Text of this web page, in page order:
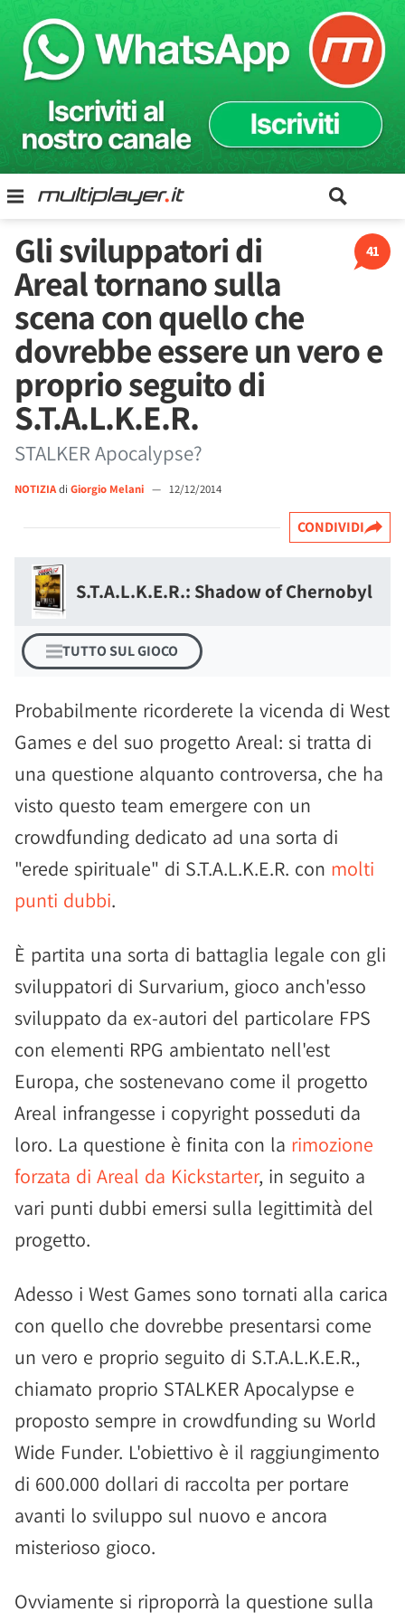
41
Gli sviluppatori di
Areal tornano sulla
scena con quello che
dovrebbe essere un vero e
proprio seguito di
S.T.A.L.K.E.R.
STALKER Apocalypse?
NOTIZIAdi Giorgio Melani — 12/12/2014
CONDIVIDI
S.T.A.L.K.E.R.: Shadow of Chernobyl
TUTTO SUL GIOCO
Probabilmente ricorderete la vicenda di West
Games e del suo progetto Areal: si tratta di
una questione alquanto controversa, che ha
visto questo team emergere con un
crowdfunding dedicato ad una sorta di
"erede spirituale" di S.T.A.L.K.E.R. con molti
punti dubbi.
È partita una sorta di battaglia legale con gli
sviluppatori di Survarium, gioco anch'esso
sviluppato da ex-autori del particolare FPS
con elementi RPG ambientato nell'est
Europa, che sostenevano come il progetto
Areal infrangesse i copyright posseduti da
loro. La questione è finita con la rimozione
forzata di Areal da Kickstarter, in seguito a
vari punti dubbi emersi sulla legittimità del
progetto.
Adesso i West Games sono tornati alla carica
con quello che dovrebbe presentarsi come
un vero e proprio seguito di S.T.A.L.K.E.R.,
chiamato proprio STALKER Apocalypse e
proposto sempre in crowdfunding su World
Wide Funder. L'obiettivo è il raggiungimento
di 600.000 dollari di raccolta per portare
avanti lo sviluppo sul nuovo e ancora
misterioso gioco.
Ovviamente si riproporrà la questione sulla